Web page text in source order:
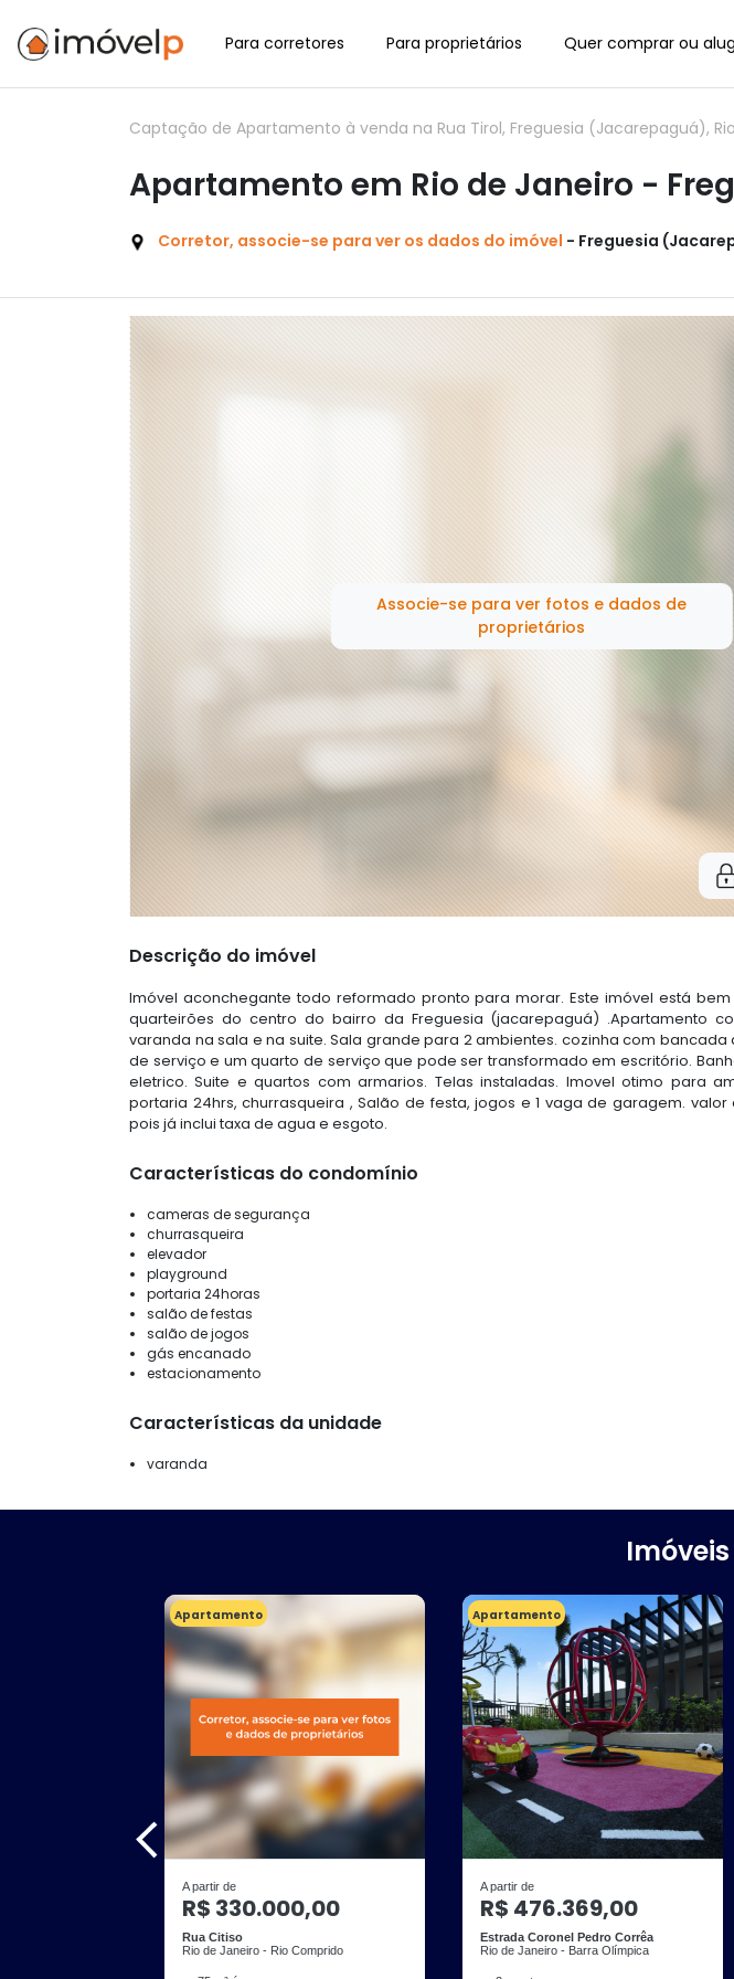
Para corretores Para proprietários Quer comprar ou
Captação de Apartamento à venda na Rua Tirol, Freguesia (Jacarepaguá),
Apartamento em Rio de Janeiro -
Corretor, associe-se para ver os dados do imóvel - Freguesia
Associe-se para ver fotos e dados de
proprietários
Descrição do imóvel
Imóvel aconchegante todo reformado pronto para morar. Este imóvel está
quarteirões do centro do bairro da Freguesia (jacarepaguá) .Apartamento
varanda na sala e na suite. Sala grande para 2 ambientes. cozinha com
de serviço e um quarto de serviço que pode ser transformado em escritório.
eletrico. Suite e quartos com armarios. Telas instaladas. Imovel otimo para
portaria 24hrs, churrasqueira , Salão de festa, jogos e 1 vaga de garagem.
pois já inclui taxa de agua e esgoto.
Características do condomínio
cameras de segurança
churrasqueira
elevador
playground
portaria 24horas
salão de festas
salão de jogos
gás encanado
estacionamento
Características da unidade
varanda
Apartamento
A partir de
R$ 330.000,00
Rua Citiso
Rio de Janeiro - Rio Comprido
Apartamento
A partir de
R$ 476.369,00
Estrada Coronel Pedro Corrêa
Rio de Janeiro - Barra Olímpica